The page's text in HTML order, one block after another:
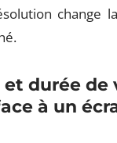
change
durée de
à un